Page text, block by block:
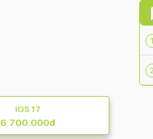
IOS 17
6.700.000đ